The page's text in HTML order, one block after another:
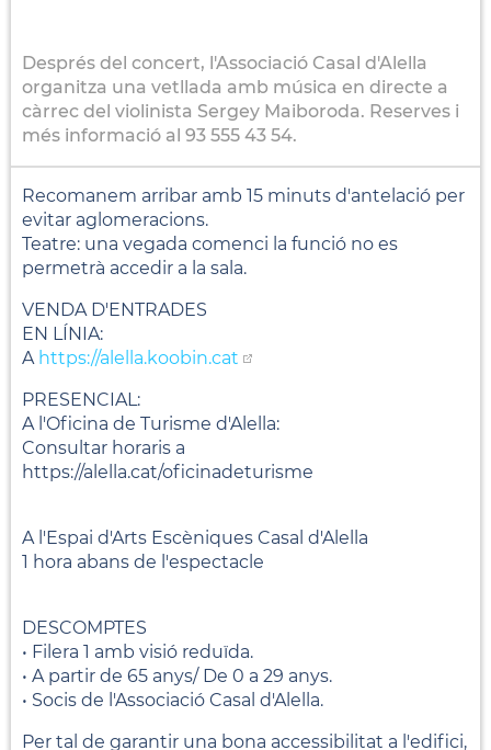
Després del concert, l'Associació Casal d'Alella
organitza una vetllada amb música en directe a
càrrec del violinista Sergey Maiboroda. Reserves i
més informació al 93 555 43 54.
Recomanem arribar amb 15 minuts d'antelació per
evitar aglomeracions.
Teatre: una vegada comenci la funció no es
permetrà accedir a la sala.
VENDA D'ENTRADES
EN LÍNIA:
A https://alella.koobin.cat
PRESENCIAL:
A l'Oficina de Turisme d'Alella:
Consultar horaris a
https://alella.cat/oficinadeturisme
A l'Espai d'Arts Escèniques Casal d'Alella
1 hora abans de l'espectacle
DESCOMPTES
• Filera 1 amb visió reduïda.
• A partir de 65 anys/ De 0 a 29 anys.
• Socis de l'Associació Casal d'Alella.
Per tal de garantir una bona accessibilitat a l'edifici,